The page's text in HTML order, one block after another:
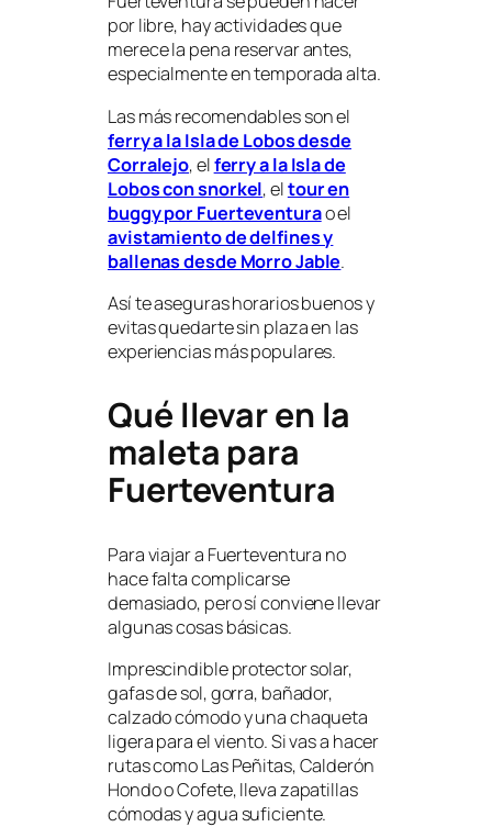
por libre, hay actividades que
merece la pena reservar antes,
especialmente en temporada alta.
Las más recomendables son el
ferry a la Isla de Lobos desde
Corralejo, elferry a la Isla de
Lobos con snorkel, eltour en
buggy por Fuerteventurao el
avistamiento de delfines y
ballenas desde Morro Jable.
Así te aseguras horarios buenos y
evitas quedarte sin plaza en las
experiencias más populares.
Qué llevar en la
maleta para
Fuerteventura
Para viajar a Fuerteventura no
hace falta complicarse
demasiado, pero sí conviene llevar
algunas cosas básicas.
Imprescindible protector solar,
gafas de sol, gorra, bañador,
calzado cómodo y una chaqueta
ligera para el viento. Si vas a hacer
rutas como Las Peñitas, Calderón
Hondo o Cofete, lleva zapatillas
cómodas y agua suficiente.